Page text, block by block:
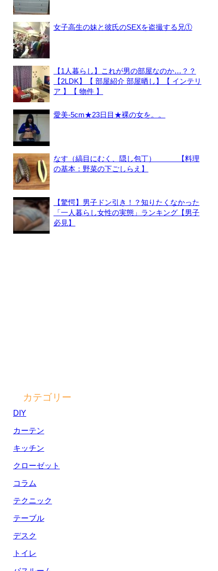
女子高生の妹と彼氏のSEXを盗撮する兄①
【1人暮らし】これが男の部屋なのか…？？
【2LDK】【 部屋紹介 部屋晒し】【 インテリ
ア 】【 物件 】
愛美-5cm★23日目★裸の女を。。
なす（縞目にむく、隠し包丁） 【料理
の基本：野菜の下ごしらえ】
【驚愕】男子ドン引き！？知りたくなかった
「一人暮らし女性の実態」ランキング【男子
必見】
カテゴリー
DIY
カーテン
キッチン
クローゼット
コラム
テクニック
テーブル
デスク
トイレ